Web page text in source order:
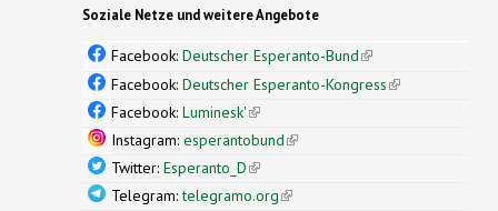
Soziale Netze und weitere Angebote
Facebook: Deutscher Esperanto-Bund(link is
external)
Facebook: Deutscher Esperanto-Kongress(link is
Facebook: Luminesk'(link is external)
Instagram: esperantobund(link is external)
Twitter: Esperanto_D(link is external)
Telegram:telegramo.org(link is external)